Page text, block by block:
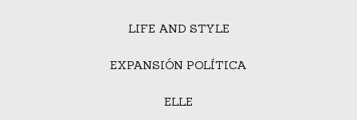
LIFE AND STYLE
EXPANSIÓN POLÍTICA
ELLE